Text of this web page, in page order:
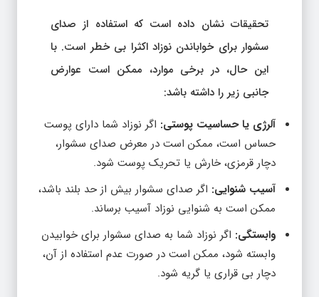
تحقیقات نشان داده است که استفاده از صدای
سشوار برای خواباندن نوزاد اکثرا بی خطر است. با
این حال، در برخی موارد، ممکن است عوارض
جانبی زیر را داشته باشد:
آلرژی یا حساسیت پوستی: اگر نوزاد شما دارای پوست
حساس است، ممکن است در معرض صدای سشوار،
دچار قرمزی، خارش یا تحریک پوست شود.
آسیب شنوایی: اگر صدای سشوار بیش از حد بلند باشد،
ممکن است به شنوایی نوزاد آسیب برساند.
وابستگی: اگر نوزاد شما به صدای سشوار برای خوابیدن
وابسته شود، ممکن است در صورت عدم استفاده از آن،
دچار بی قراری یا گریه شود.